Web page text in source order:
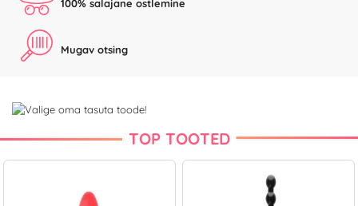
100% salajane ostlemine
Mugav otsing
TOP TOOTED